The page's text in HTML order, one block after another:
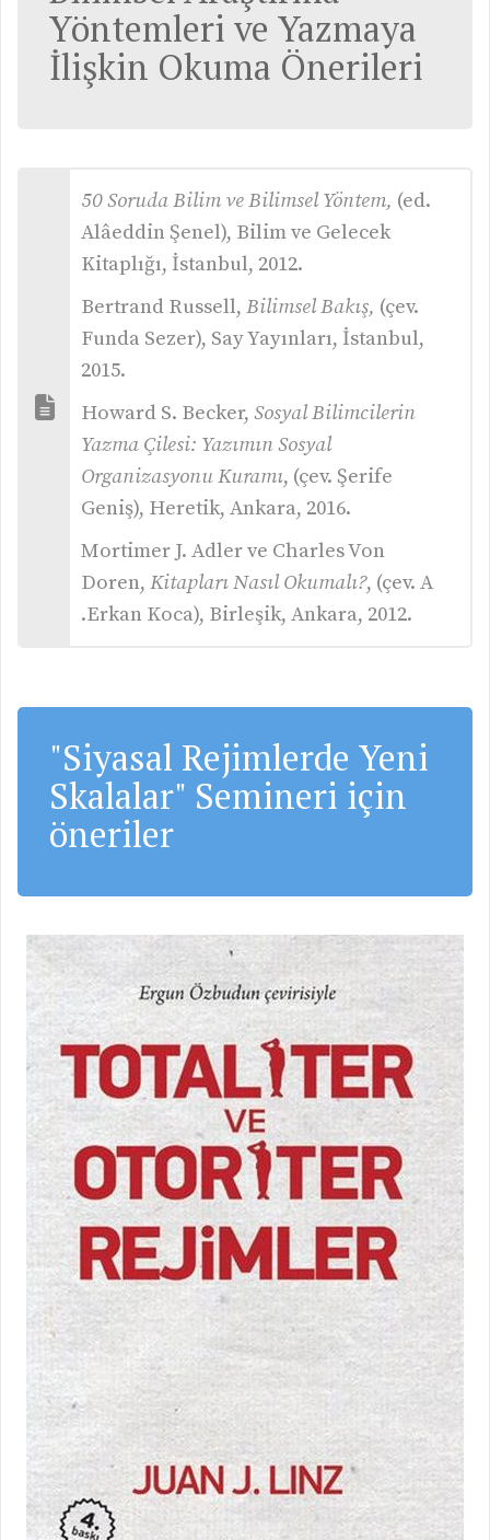
Yöntemleri ve Yazmaya
İlişkin Okuma Önerileri
50 Soruda Bilim ve Bilimsel Yöntem, (ed.
Alâeddin Şenel), Bilim ve Gelecek
Kitaplığı, İstanbul, 2012.
Bertrand Russell, Bilimsel Bakış, (çev.
Funda Sezer), Say Yayınları, İstanbul,
2015.
Howard S. Becker, Sosyal Bilimcilerin
Yazma Çilesi: Yazımın Sosyal
Organizasyonu Kuramı, (çev. Şerife
Geniş), Heretik, Ankara, 2016.
Mortimer J. Adler ve Charles Von
Doren, Kitapları Nasıl Okumalı?, (çev. A
.Erkan Koca), Birleşik, Ankara, 2012.
"Siyasal Rejimlerde Yeni
Skalalar" Semineri için
öneriler